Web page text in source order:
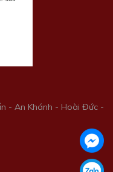
- An Khánh - Hoài Đức -